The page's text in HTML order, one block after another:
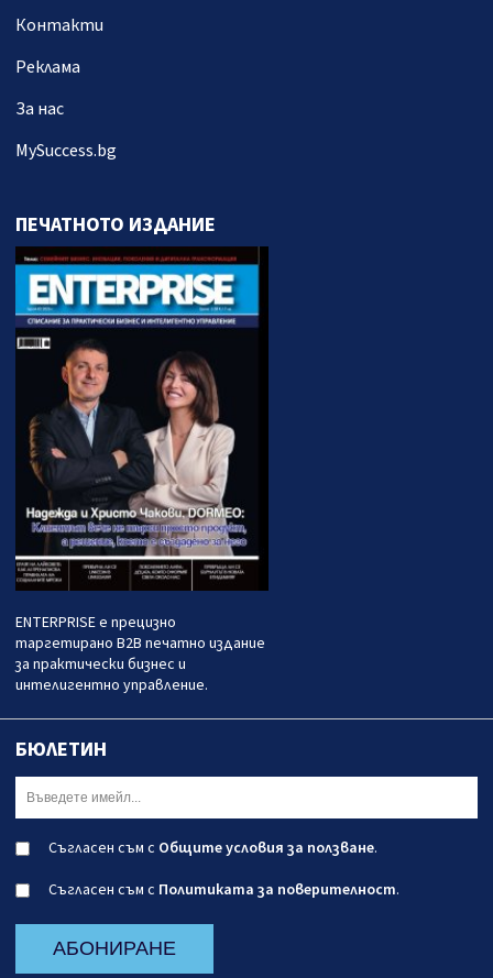
Контакти
Реклама
За нас
MySuccess.bg
ПЕЧАТНОТО ИЗДАНИЕ
ENTERPRISE е прецизно
таргетирано B2B печатно издание
за практически бизнес и
интелигентно управление.
БЮЛЕТИН
Съгласен съм с Общите условия за ползване.
Съгласен съм с Политиката за поверителност.
АБОНИРАНЕ